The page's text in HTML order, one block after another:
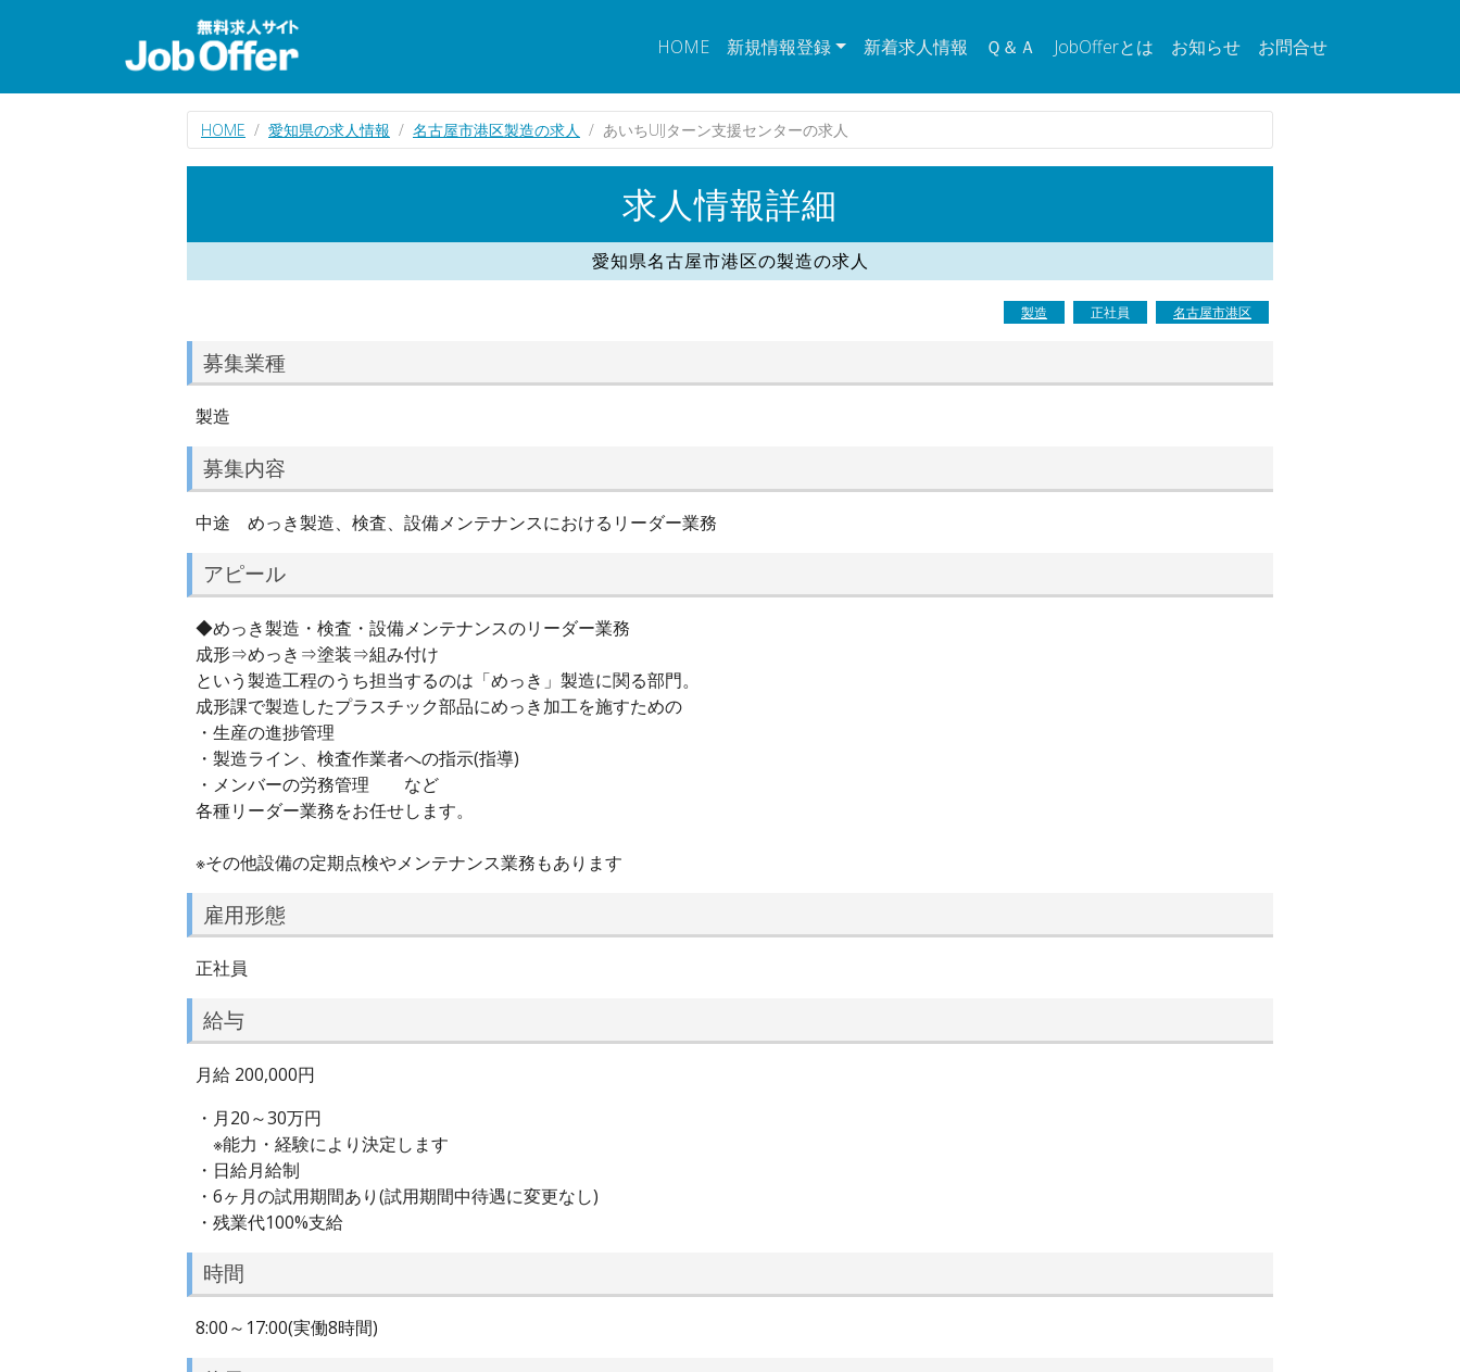
HOME 新規情報登録 新着求人情報 Ｑ＆Ａ JobOfferとは お知らせ お問合せ
HOME 愛知県の求人情報 名古屋市港区製造の求人 あいちUIJターン支援センターの求人
求人情報詳細
愛知県名古屋市港区の製造の求人
製造 正社員 名古屋市港区
募集業種
製造
募集内容
中途 めっき製造、検査、設備メンテナンスにおけるリーダー業務
アピール
◆めっき製造・検査・設備メンテナンスのリーダー業務
成形⇒めっき⇒塗装⇒組み付け
という製造工程のうち担当するのは「めっき」製造に関る部門。
成形課で製造したプラスチック部品にめっき加工を施すための
・生産の進捗管理
・製造ライン、検査作業者への指示(指導)
・メンバーの労務管理 など
各種リーダー業務をお任せします。
※その他設備の定期点検やメンテナンス業務もあります
雇用形態
正社員
給与
月給 200,000円
・月20～30万円
※能力・経験により決定します
・日給月給制
・6ヶ月の試用期間あり(試用期間中待遇に変更なし)
・残業代100%支給
時間
8:00～17:00(実働8時間)